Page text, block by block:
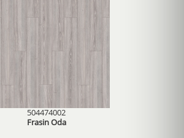
504474002
Frasin Oda